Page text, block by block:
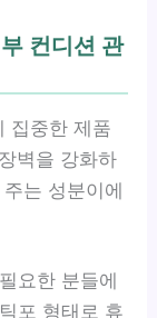
컨디션 관
집중한 제품
벽을 강화하
는 성분이에
요한 분들에
포 형태로 휴